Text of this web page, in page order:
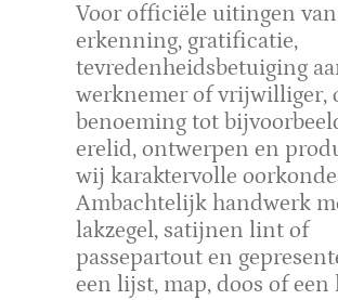
Voor officiële uitingen van
erkenning, gratificatie,
tevredenheidsbetuiging
werknemer of vrijwilliger,
benoeming tot
erelid, ontwerpen en
wij karaktervolle
Ambachtelijk handwerk
lakzegel, satijnen lint of
passepartout en
een lijst, map, doos of een